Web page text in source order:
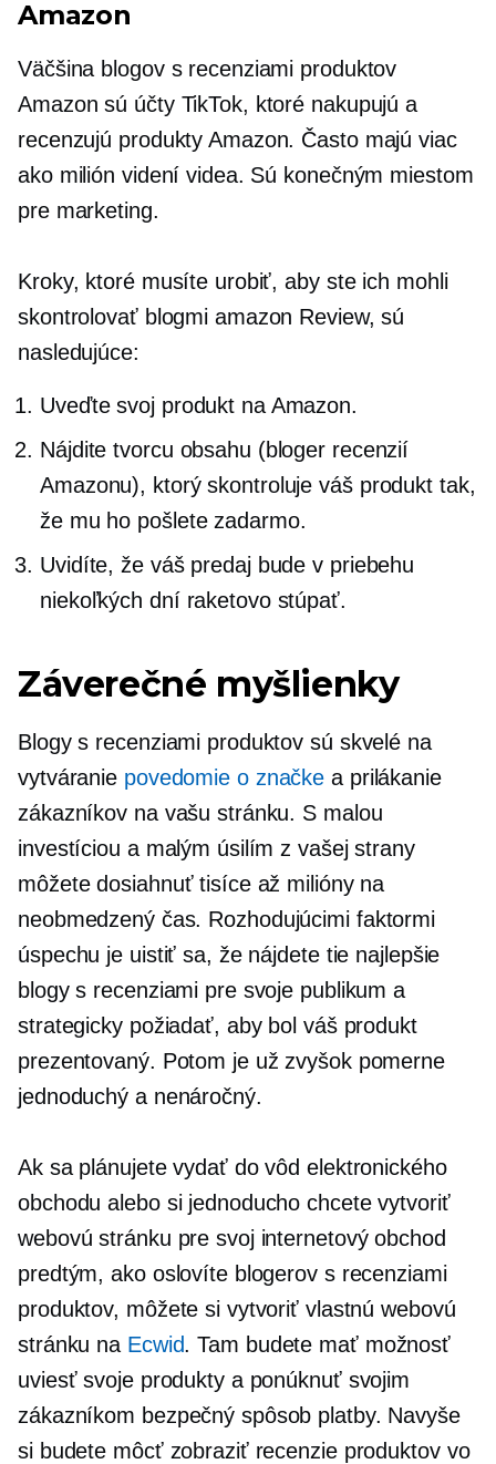
Amazon
Väčšina blogov s recenziami produktov
Amazon sú účty TikTok, ktoré nakupujú a
recenzujú produkty Amazon. Často majú viac
ako milión videní videa. Sú konečným miestom
pre marketing.
Kroky, ktoré musíte urobiť, aby ste ich mohli
skontrolovať blogmi amazon Review, sú
nasledujúce:
Uveďte svoj produkt na Amazon.
Nájdite tvorcu obsahu (bloger recenzií
Amazonu), ktorý skontroluje váš produkt tak,
že mu ho pošlete zadarmo.
Uvidíte, že váš predaj bude v priebehu
niekoľkých dní raketovo stúpať.
Záverečné myšlienky
Blogy s recenziami produktov sú skvelé na
vytváranie povedomie o značke a prilákanie
zákazníkov na vašu stránku. S malou
investíciou a malým úsilím z vašej strany
môžete dosiahnuť tisíce až milióny na
neobmedzený čas. Rozhodujúcimi faktormi
úspechu je uistiť sa, že nájdete tie najlepšie
blogy s recenziami pre svoje publikum a
strategicky požiadať, aby bol váš produkt
prezentovaný. Potom je už zvyšok pomerne
jednoduchý a nenáročný.
Ak sa plánujete vydať do vôd elektronického
obchodu alebo si jednoducho chcete vytvoriť
webovú stránku pre svoj internetový obchod
predtým, ako oslovíte blogerov s recenziami
produktov, môžete si vytvoriť vlastnú webovú
stránku na Ecwid. Tam budete mať možnosť
uviesť svoje produkty a ponúknuť svojim
zákazníkom bezpečný spôsob platby. Navyše
si budete môcť zobraziť recenzie produktov vo